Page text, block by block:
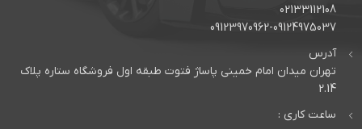
02133112108
09123970962-09124975037
آدرس
تهران میدان امام خمینی پاساژ فتوت طبقه اول فروشگاه ستاره پلاک
2.14
ساعت کاری :